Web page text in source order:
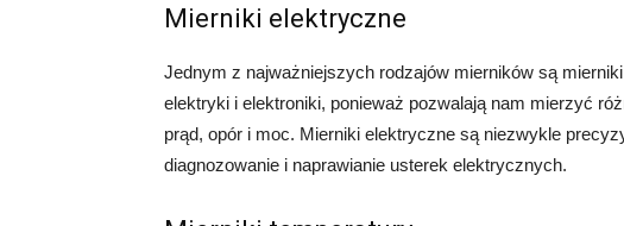
Mierniki elektryczne
Jednym z najważniejszych rodzajów mierników są
elektryki i elektroniki, ponieważ pozwalają nam mierzyć
prąd, opór i moc. Mierniki elektryczne są niezwykle
diagnozowanie i naprawianie usterek elektrycznych.